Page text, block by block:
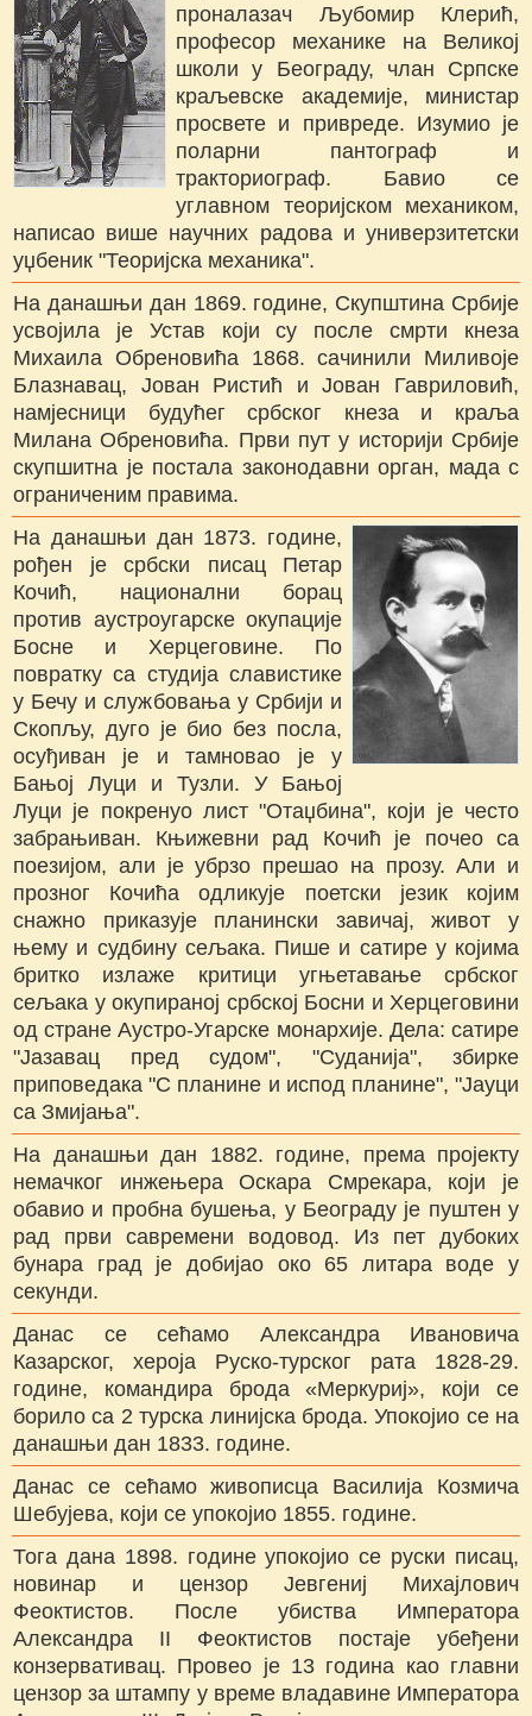
проналазач Љубомир Клерић,
професор механике на Великој
школи у Београду, члан Српске
краљевске академије, министар
просвете и привреде. Изумио је
поларни пантограф и
тракториограф. Бавио се
углавном теоријском механиком,
написао више научних радова и универзитетски
уџбеник "Теоријска механика".
На данашњи дан 1869. године, Скупштина Србије
усвојила је Устав који су после смрти кнеза
Михаила Обреновића 1868. сачинили Миливоје
Блазнавац, Јован Ристић и Јован Гавриловић,
намјесници будућег србског кнеза и краља
Милана Обреновића. Први пут у историји Србије
скупшитна је постала законодавни орган, мада с
ограниченим правима.
На данашњи дан 1873. године,
рођен је србски писац Петар
Кочић, национални борац
против аустроугарске окупације
Босне и Херцеговине. По
повратку са студија славистике
у Бечу и службовања у Србији и
Скопљу, дуго је био без посла,
осуђиван је и тамновао је у
Бањој Луци и Тузли. У Бањој
Луци је покренуо лист "Отаџбина", који је често
забрањиван. Књижевни рад Кочић је почео са
поезијом, али је убрзо прешао на прозу. Али и
прозног Кочића одликује поетски језик којим
снажно приказује планински завичај, живот у
њему и судбину сељака. Пише и сатире у којима
бритко излаже критици угњетавање србског
сељака у окупираној србској Босни и Херцеговини
од стране Аустро-Угарске монархије. Дела: сатире
"Јазавац пред судом", "Суданија", збирке
приповедака "С планине и испод планине", "Јауци
са Змијања".
На данашњи дан 1882. године, према пројекту
немачког инжењера Оскара Смрекара, који је
обавио и пробна бушења, у Београду је пуштен у
рад први савремени водовод. Из пет дубоких
бунара град је добијао око 65 литара воде у
секунди.
Данас се сећамо Александра Ивановича
Казарског, хероја Руско-турског рата 1828-29.
године, командира брода «Меркуриј», који се
борило са 2 турска линијска брода. Упокојио се на
данашњи дан 1833. године.
Данас се сећамо живописца Василија Козмича
Шебујева, који се упокојио 1855. године.
Тога дана 1898. године упокојио се руски писац,
новинар и цензор Јевгениј Михајлович
Феоктистов. После убиства Императора
Александра II Феоктистов постаје убеђени
конзервативац. Провео је 13 година као главни
цензор за штампу у време владавине Императора